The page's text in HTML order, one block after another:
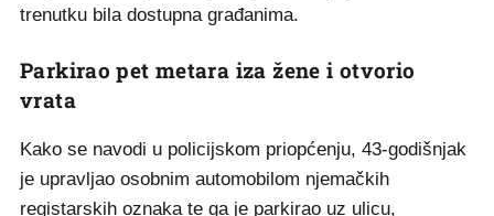
trenutku bila dostupna građanima.
Parkirao pet metara iza žene i otvorio
vrata
Kako se navodi u policijskom priopćenju, 43-godišnjak
je upravljao osobnim automobilom njemačkih
registarskih oznaka te ga je parkirao uz ulicu,